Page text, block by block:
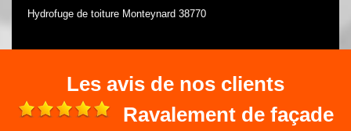
Hydrofuge de toiture Monteynard 38770
Les avis de nos clients
Ravalement de façade